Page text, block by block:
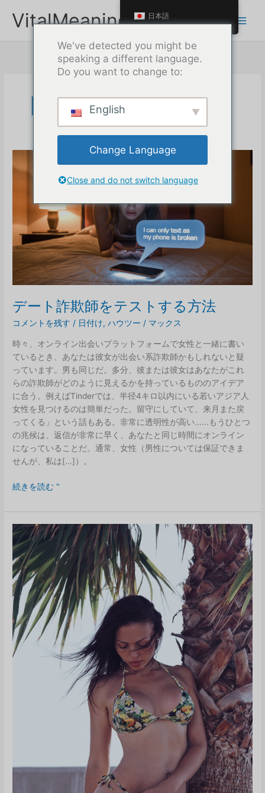
VitalMeaning
日付け
デート詐欺師をテストする方法
コメントを残す / 日付け,ハウツー / マックス
時々、オンライン出会いプラットフォームで女性と一緒に書い
ているとき、あなたは彼女が出会い系詐欺師かもしれないと疑
っています。男も同じだ。多分、彼または彼女はあなたがこれ
らの詐欺師がどのように見えるかを持っているもののアイデア
に合う。例えばTinderでは、半径4キロ以内にいる若いアジア人
女性を見つけるのは簡単だった。留守にしていて、来月また戻
ってくる」という話もある。非常に透明性が高い......もうひとつ
の兆候は、返信が非常に早く、あなたと同じ時間にオンライン
になっていることだ。通常、女性（男性については保証できま
せんが、私は[...]）。
デ
ト
詐
欺
師
を
テ
ス
ト
す
る
方
法
続きを読む "
日本語
We've detected you might be
speaking a different language.
Do you want to change to:
English
Change Language
Close and do not switch language